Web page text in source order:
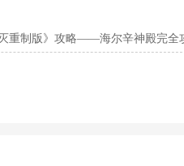
灭重制版》攻略——海尔辛神殿完全